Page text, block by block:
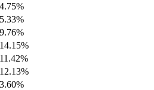
4.75%
5.33%
9.76%
14.15%
11.42%
12.13%
3.60%